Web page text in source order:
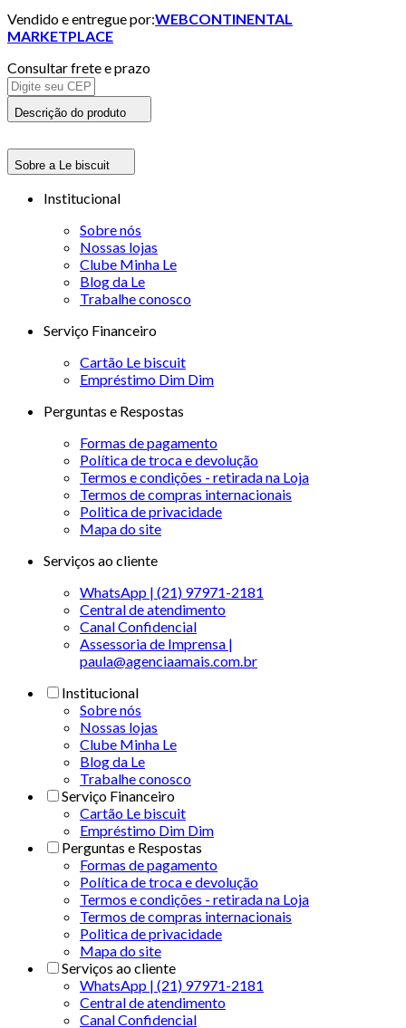
Vendido e entregue por:WEBCONTINENTAL
MARKETPLACE
Consultar frete e prazo
Descrição do produto
Sobre a Le biscuit
Institucional
Sobre nós
Nossas lojas
Clube Minha Le
Blog da Le
Trabalhe conosco
Serviço Financeiro
Cartão Le biscuit
Empréstimo Dim Dim
Perguntas e Respostas
Formas de pagamento
Política de troca e devolução
Termos e condições - retirada na Loja
Termos de compras internacionais
Politica de privacidade
Mapa do site
Serviços ao cliente
WhatsApp | (21) 97971-2181
Central de atendimento
Canal Confidencial
Assessoria de Imprensa |
paula@agenciaamais.com.br
Institucional
Sobre nós
Nossas lojas
Clube Minha Le
Blog da Le
Trabalhe conosco
Serviço Financeiro
Cartão Le biscuit
Empréstimo Dim Dim
Perguntas e Respostas
Formas de pagamento
Política de troca e devolução
Termos e condições - retirada na Loja
Termos de compras internacionais
Politica de privacidade
Mapa do site
Serviços ao cliente
WhatsApp | (21) 97971-2181
Central de atendimento
Canal Confidencial